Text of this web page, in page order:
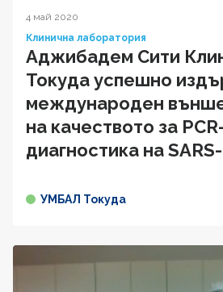
4 май 2020
Клинична лаборатория
Аджибадем Сити
Токуда успешно
международен
на качеството за
диагностика на
УМБАЛ Токуда